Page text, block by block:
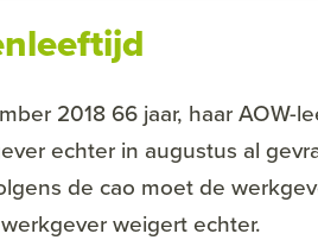
2018 66 jaar, haar AOW-
echter in augustus al
de cao moet de
weigert echter.